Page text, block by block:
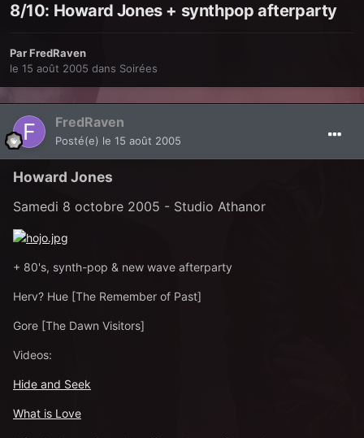
8/10: Howard Jones + synthpop afterparty
ParFredRaven
le 15 août 2005 dans Soirées
FredRaven
Posté(e) le 15 août 2005
Howard Jones
Samedi 8 octobre 2005 - Studio Athanor
+ 80's, synth-pop & new wave afterparty
Herv? Hue [The Remember of Past]
Gore [The Dawn Visitors]
Videos:
Hide and Seek
What is Love